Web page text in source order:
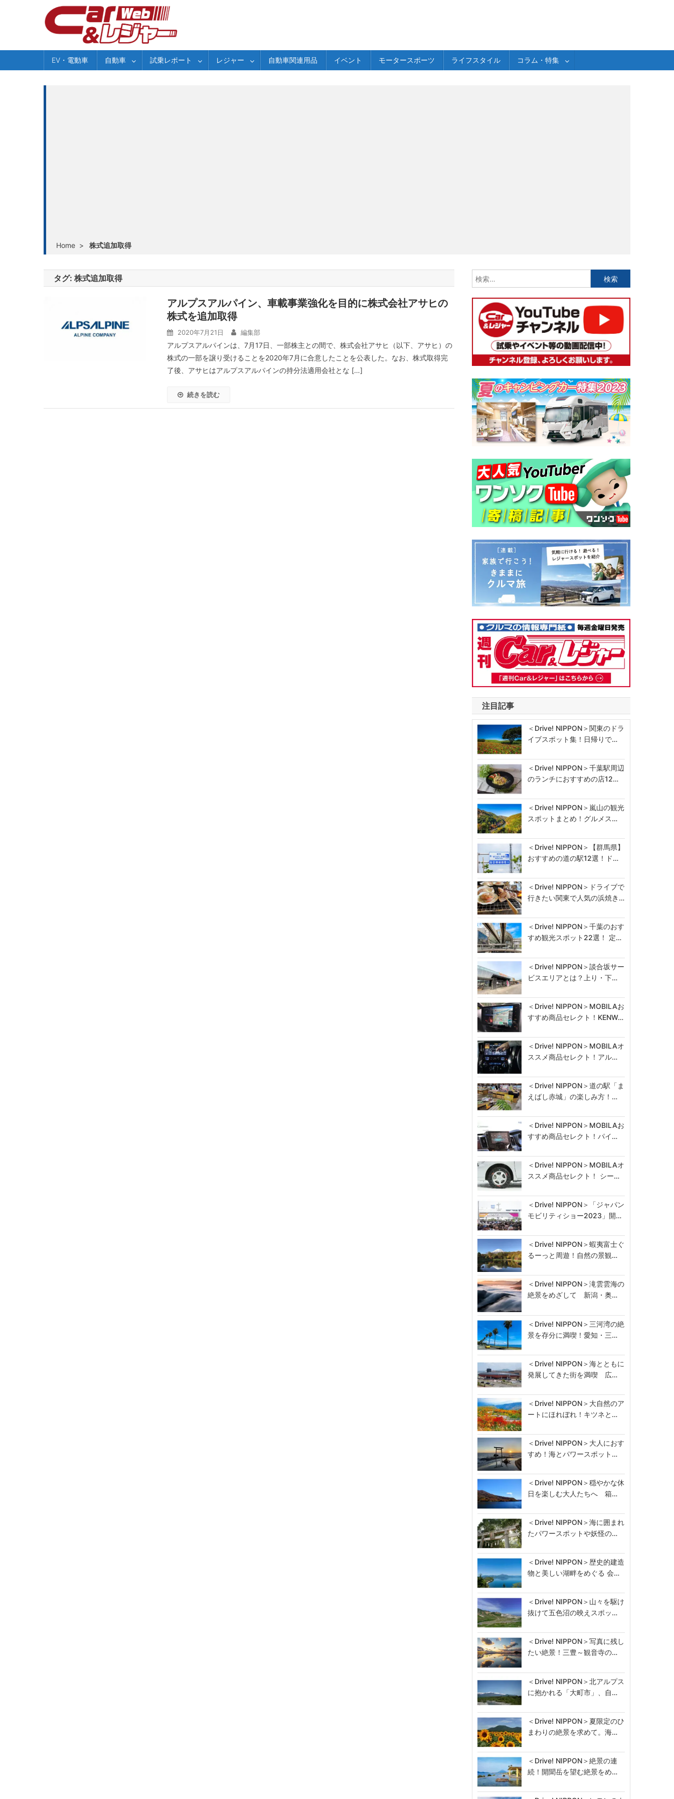
EV・電動車 自動車 試乗レポート レジャー 自動車関連用品 イベント モータースポーツ ライフスタイル コラム・特集
Home > 株式追加取得
タグ: 株式追加取得
アルプスアルパイン、車載事業強化を目的に株式会社アサヒの
株式を追加取得
2020年7月21日 編集部
アルプスアルパインは、7月17日、一部株主との間で、株式会社アサヒ（以下、アサヒ）の
株式の一部を譲り受けることを2020年7月に合意したことを公表した。なお、株式取得完
了後、アサヒはアルプスアルパインの持分法適用会社とな […]
続きを読む
索:
注目記事
＜Drive! NIPPON＞関東のドラ
イブスポット集！日帰りで…
＜Drive! NIPPON＞千葉駅周辺
のランチにおすすめの店12…
＜Drive! NIPPON＞嵐山の観光
スポットまとめ！グルメス…
＜Drive! NIPPON＞【群馬県】
おすすめの道の駅12選！ド…
＜Drive! NIPPON＞ドライブで
行きたい関東で人気の浜焼き…
＜Drive! NIPPON＞千葉のおす
すめ観光スポット22選！ 定…
＜Drive! NIPPON＞談合坂サー
ビスエリアとは？上り・下…
＜Drive! NIPPON＞MOBILAお
すすめ商品セレクト！KENW…
＜Drive! NIPPON＞MOBILAオ
ススメ商品セレクト！アル…
＜Drive! NIPPON＞道の駅「ま
えばし赤城」の楽しみ方！…
＜Drive! NIPPON＞MOBILAお
すすめ商品セレクト！パイ…
＜Drive! NIPPON＞MOBILAオ
ススメ商品セレクト！ シー…
＜Drive! NIPPON＞「ジャパン
モビリティショー2023」開…
＜Drive! NIPPON＞蝦夷富士ぐ
るーっと周遊！自然の景観…
＜Drive! NIPPON＞滝雲雲海の
絶景をめざして 新潟・奥…
＜Drive! NIPPON＞三河湾の絶
景を存分に満喫！愛知・三…
＜Drive! NIPPON＞海とともに
発展してきた街を満喫 広…
＜Drive! NIPPON＞大自然のア
ートにほれぼれ！キツネと…
＜Drive! NIPPON＞大人におす
すめ！海とパワースポット…
＜Drive! NIPPON＞穏やかな休
日を楽しむ大人たちへ 箱…
＜Drive! NIPPON＞海に囲まれ
たパワースポットや妖怪の…
＜Drive! NIPPON＞歴史的建造
物と美しい湖畔をめぐる 会…
＜Drive! NIPPON＞山々を駆け
抜けて五色沼の映えスポッ…
＜Drive! NIPPON＞写真に残し
たい絶景！三豊～観音寺の…
＜Drive! NIPPON＞北アルプス
に抱かれる「大町市」、自…
＜Drive! NIPPON＞夏限定のひ
まわりの絶景を求めて。海…
＜Drive! NIPPON＞絶景の連
続！開聞岳を望む絶景をめ…